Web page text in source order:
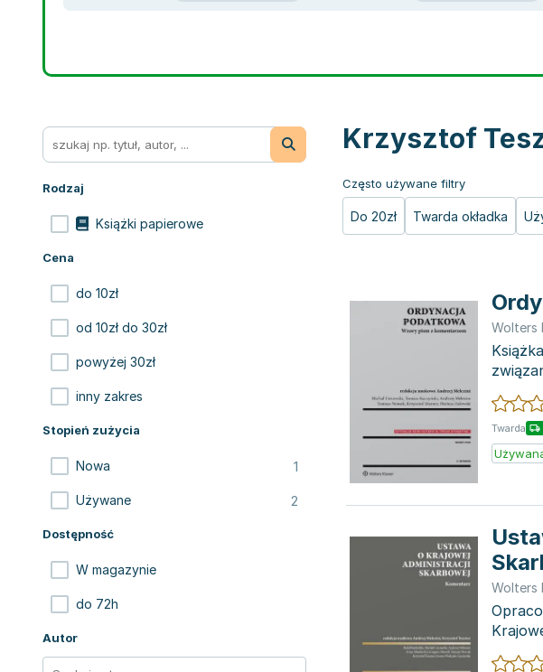
Rodzaj
Książki papierowe
Cena
do 10zł
od 10zł do 30zł
powyżej 30zł
inny zakres
Stopień zużycia
Nowa 1
Używane 2
Dostępność
W magazynie
do 72h
Autor
Krzysztof
Często używane filtry
Do 20zł Twarda okładka
Wolters
Twarda
Wolters